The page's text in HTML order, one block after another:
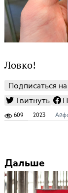
Ловко!
Подписаться
Твитнуть
609 2023
Дальше